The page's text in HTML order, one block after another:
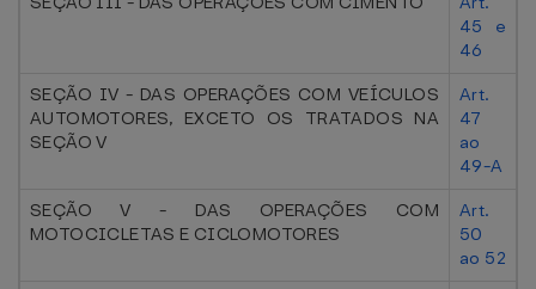
45 e
46
SEÇÃO IV - DAS OPERAÇÕES COM VEÍCULOS
AUTOMOTORES, EXCETO OS TRATADOS NA
SEÇÃO V
Art.
47
ao
49-A
SEÇÃO V - DAS OPERAÇÕES COM
MOTOCICLETAS E CICLOMOTORES
Art.
50
ao 52